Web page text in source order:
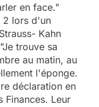
en face."
2 lors d'un
Kahn
trouve sa
au matin, au
l'éponge.
déclaration en
Finances. Leur